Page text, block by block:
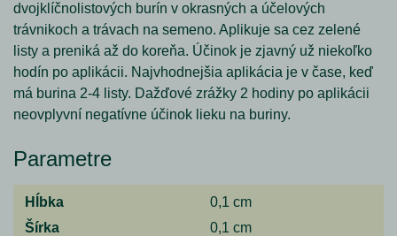
dvojklíčnolistových burín v okrasných a účelových
trávnikoch a trávach na semeno. Aplikuje sa cez zelené
listy a preniká až do koreňa. Účinok je zjavný už niekoľko
hodín po aplikácii. Najvhodnejšia aplikácia je v čase, keď
má burina 2-4 listy. Dažďové zrážky 2 hodiny po aplikácii
neovplyvní negatívne účinok lieku na buriny.
Parametre
Hĺbka
0,1 cm
Šírka
0,1 cm